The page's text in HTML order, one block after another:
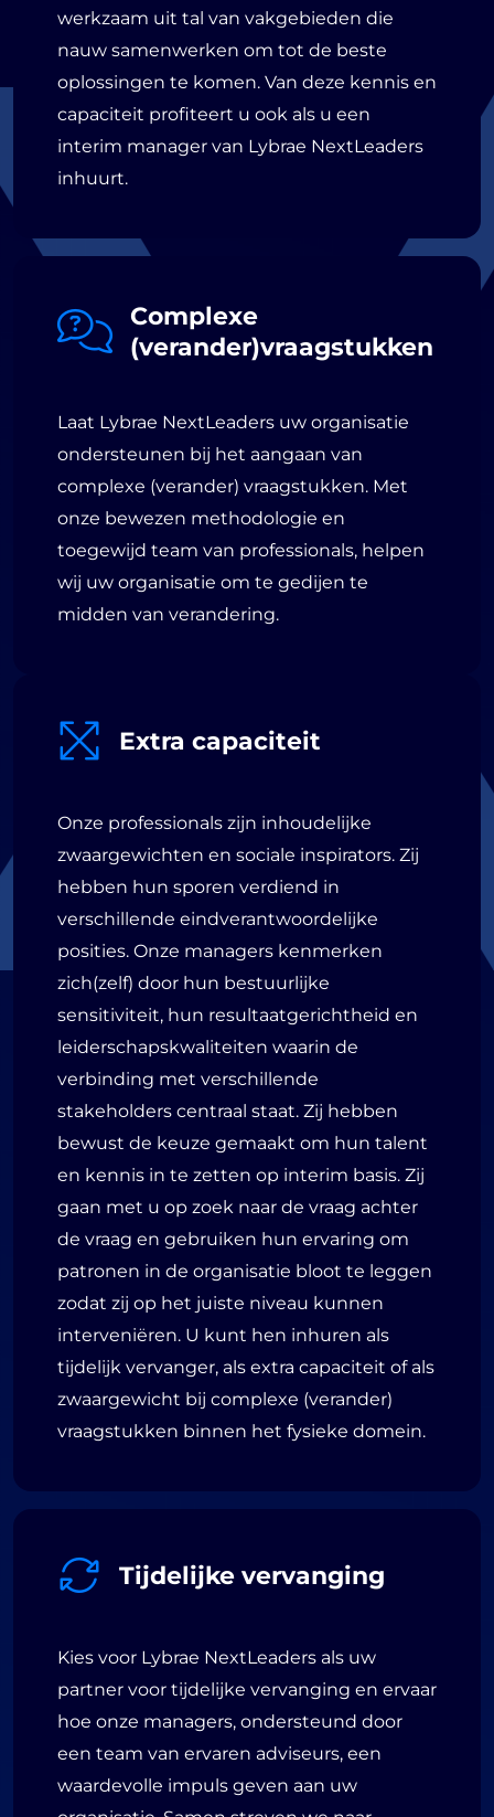
werkzaam uit tal van vakgebieden die
nauw samenwerken om tot de beste
oplossingen te komen. Van deze kennis en
capaciteit profiteert u ook als u een
interim manager van Lybrae NextLeaders
inhuurt.
Complexe
(verander)vraagstukken
Laat Lybrae NextLeaders uw organisatie
ondersteunen bij het aangaan van
complexe (verander) vraagstukken. Met
onze bewezen methodologie en
toegewijd team van professionals, helpen
wij uw organisatie om te gedijen te
midden van verandering.
Extra capaciteit
Onze professionals zijn inhoudelijke
zwaargewichten en sociale inspirators. Zij
hebben hun sporen verdiend in
verschillende eindverantwoordelijke
posities. Onze managers kenmerken
zich(zelf) door hun bestuurlijke
sensitiviteit, hun resultaatgerichtheid en
leiderschapskwaliteiten waarin de
verbinding met verschillende
stakeholders centraal staat. Zij hebben
bewust de keuze gemaakt om hun talent
en kennis in te zetten op interim basis. Zij
gaan met u op zoek naar de vraag achter
de vraag en gebruiken hun ervaring om
patronen in de organisatie bloot te leggen
zodat zij op het juiste niveau kunnen
interveniëren. U kunt hen inhuren als
tijdelijk vervanger, als extra capaciteit of als
zwaargewicht bij complexe (verander)
vraagstukken binnen het fysieke domein.
Tijdelijke vervanging
Kies voor Lybrae NextLeaders als uw
partner voor tijdelijke vervanging en ervaar
hoe onze managers, ondersteund door
een team van ervaren adviseurs, een
waardevolle impuls geven aan uw
professional uniek is, met eigen dromen, talenten en
ontwikkeling van hun vakinhoudelijke kennis en
vaardigheden, maar ook op hun persoonlijke groei en